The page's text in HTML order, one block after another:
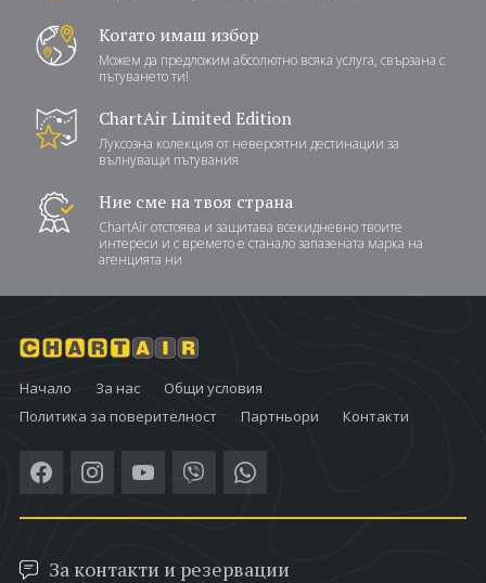
Когато имаш избор
Можем да предложим абсолютно всяка услуга, свързана с
пътуването ти!
ChartAir Limited Edition
Луксозна колекция от невероятни дестинации за
вълнуващи пътувания
Ние сме на твоя страна
ChartAir отстоява и защитава всекидневно твоите
интереси и с времето е станало запазената марка на
агенцията ни
Начало За нас
Общи условия
Политика за поверителност
Партньори Контакти
За контакти и резервации